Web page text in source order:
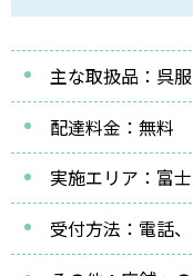
主な取扱品：呉
配達料金：無料
実施エリア：富
受付方法：電話